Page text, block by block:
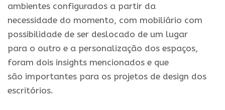
ambientes configurados a partir da
necessidade do momento, com mobiliário com
possibilidade de ser deslocado de um lugar
para o outro e a personalização dos espaços,
foram dois insights mencionados e que
são importantes para os projetos de design dos
escritórios.